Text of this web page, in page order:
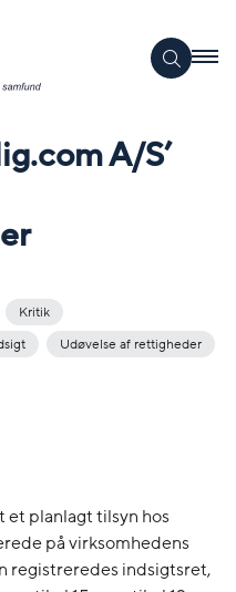
A/S’
Kritik
Udøvelse af rettigheder
et planlagt tilsyn hos
på virksomhedens
registreredes indsigtsret,